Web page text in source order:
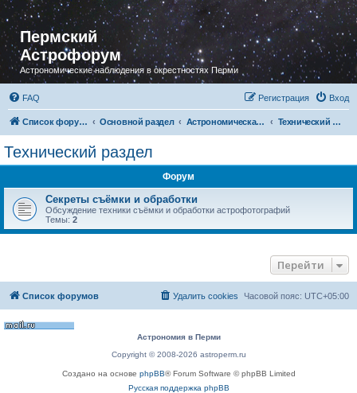
Пермский
Астрофорум
Астрономические наблюдения в окрестностях Перми
FAQ Вход
Регистрация
Список форумов Основной раздел Астрономическая фотография Технический раздел
Технический раздел
Форум
Секреты съёмки и обработки
Обсуждение техники съёмки и обработки астрофотографий
Темы: 2
Перейти
Список форумов Часовой пояс: UTC+05:00
Удалить cookies
Астрономия в Перми
Copyright © 2008-2026 astroperm.ru
Создано на основе phpBB® Forum Software © phpBB Limited
Русская поддержка phpBB